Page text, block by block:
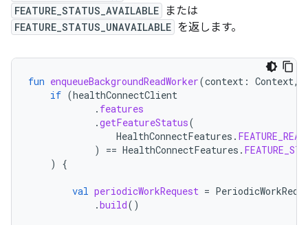
FEATURE_STATUS_AVAILABLE または
FEATURE_STATUS_UNAVAILABLE を返します。
fun enqueueBackgroundReadWorker(context : Context,
if (healthConnectClient
. features
.getFeatureStatus(
HealthConnectFeatures .
)
== HealthConnectFeatures .
)
{
val periodicWorkRequest =
.build()